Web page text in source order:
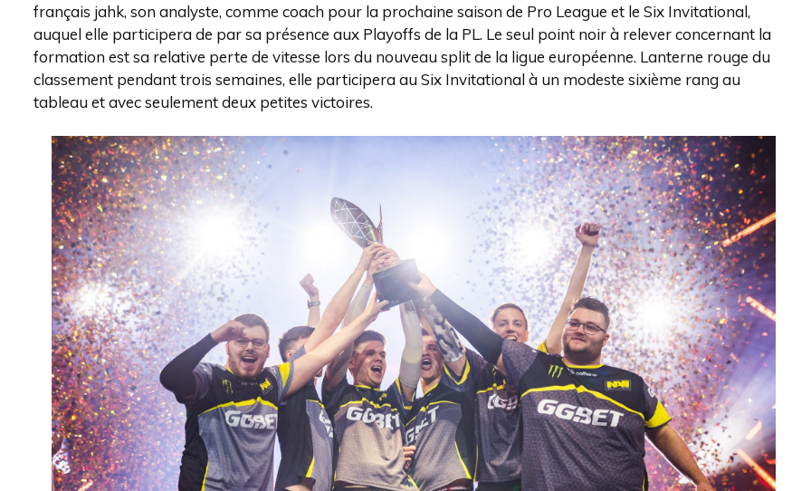
français jahk, son analyste, comme coach pour la prochaine saison de Pro League et le Six Invitational,
auquel elle participera de par sa présence aux Playoffs de la PL. Le seul point noir à relever concernant la
formation est sa relative perte de vitesse lors du nouveau split de la ligue européenne. Lanterne rouge du
classement pendant trois semaines, elle participera au Six Invitational à un modeste sixième rang au
tableau et avec seulement deux petites victoires.